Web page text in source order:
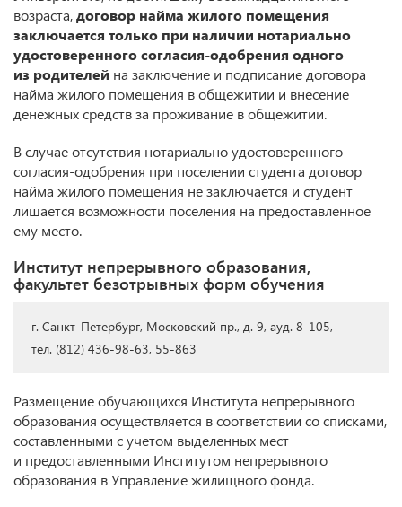
возраста,договор найма жилого помещения
заключается только при наличии нотариально
удостоверенного согласия-одобрения одного
из родителей на заключение и подписание договора
найма жилого помещения в общежитии и внесение
денежных средств за проживание в общежитии.
В случае отсутствия нотариально удостоверенного
согласия-одобрения при поселении студента договор
найма жилого помещения не заключается и студент
лишается возможности поселения на предоставленное
ему место.
Институт непрерывного образования,
факультет безотрывных форм обучения
г. Санкт-Петербург, Московский пр., д. 9, ауд. 8-105,
тел. (812) 436-98-63, 55-863
Размещение обучающихся Института непрерывного
образования осуществляется в соответствии со списками,
составленными с учетом выделенных мест
и предоставленными Институтом непрерывного
образования в Управление жилищного фонда.